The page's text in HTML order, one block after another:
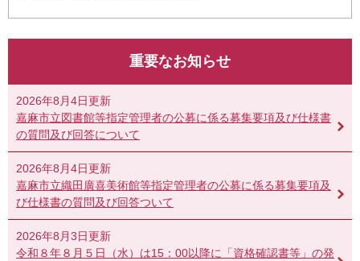
重要なお知らせ
2026年8月4日更新
嘉麻市立図書館等指定管理者の公募に係る募集要項及び仕様書
の質問及び回答について
2026年8月4日更新
嘉麻市立織田廣喜美術館等指定管理者の公募に係る募集要項及
び仕様書の質問及び回答ついて
2026年8月3日更新
令和８年８月５日（水）は15：00以降に「資格確認書等」の発